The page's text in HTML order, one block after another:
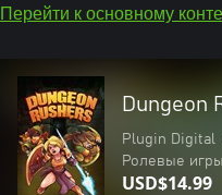
Перейти к основному
Dungeon
Plugin Digital
Ролевые игры
USD$14.99